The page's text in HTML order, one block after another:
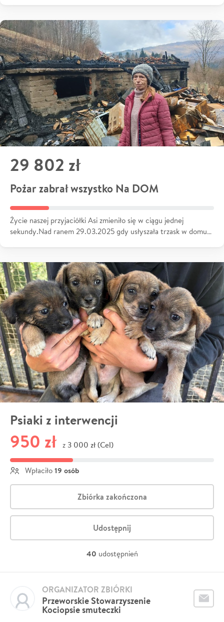
29 802 zł
Pożar zabrał wszystko Na DOM
Życie naszej przyjaciółki Asi zmieniło się w ciągu jednej
sekundy.Nad ranem 29.03.2025 gdy usłyszała trzask w domu…
Psiaki z interwencji
950 zł z 3 000 zł (Cel)
Wpłaciło 19 osób
Zbiórka zakończona
Udostępnij
40 udostępnień
Przeworskie Stowarzyszenie
Kociopsie smuteczki
ORGANIZATOR ZBIÓRKI